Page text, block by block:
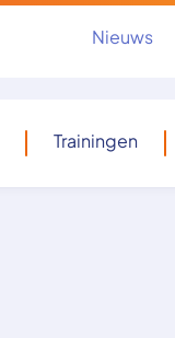
Nieuws
Trainingen